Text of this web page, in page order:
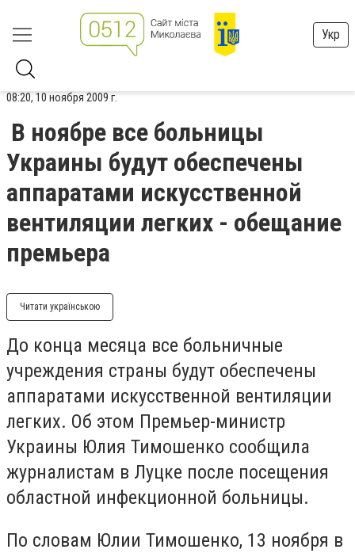
Укр
08:20, 10 ноября 2009 г.
В ноябре все больницы
Украины будут обеспечены
аппаратами искусственной
вентиляции легких - обещание
премьера
Читати українською
До конца месяца все больничные
учреждения страны будут обеспечены
аппаратами искусственной вентиляции
легких. Об этом Премьер-министр
Украины Юлия Тимошенко сообщила
журналистам в Луцке после посещения
областной инфекционной больницы.
По словам Юлии Тимошенко, 13 ноября в